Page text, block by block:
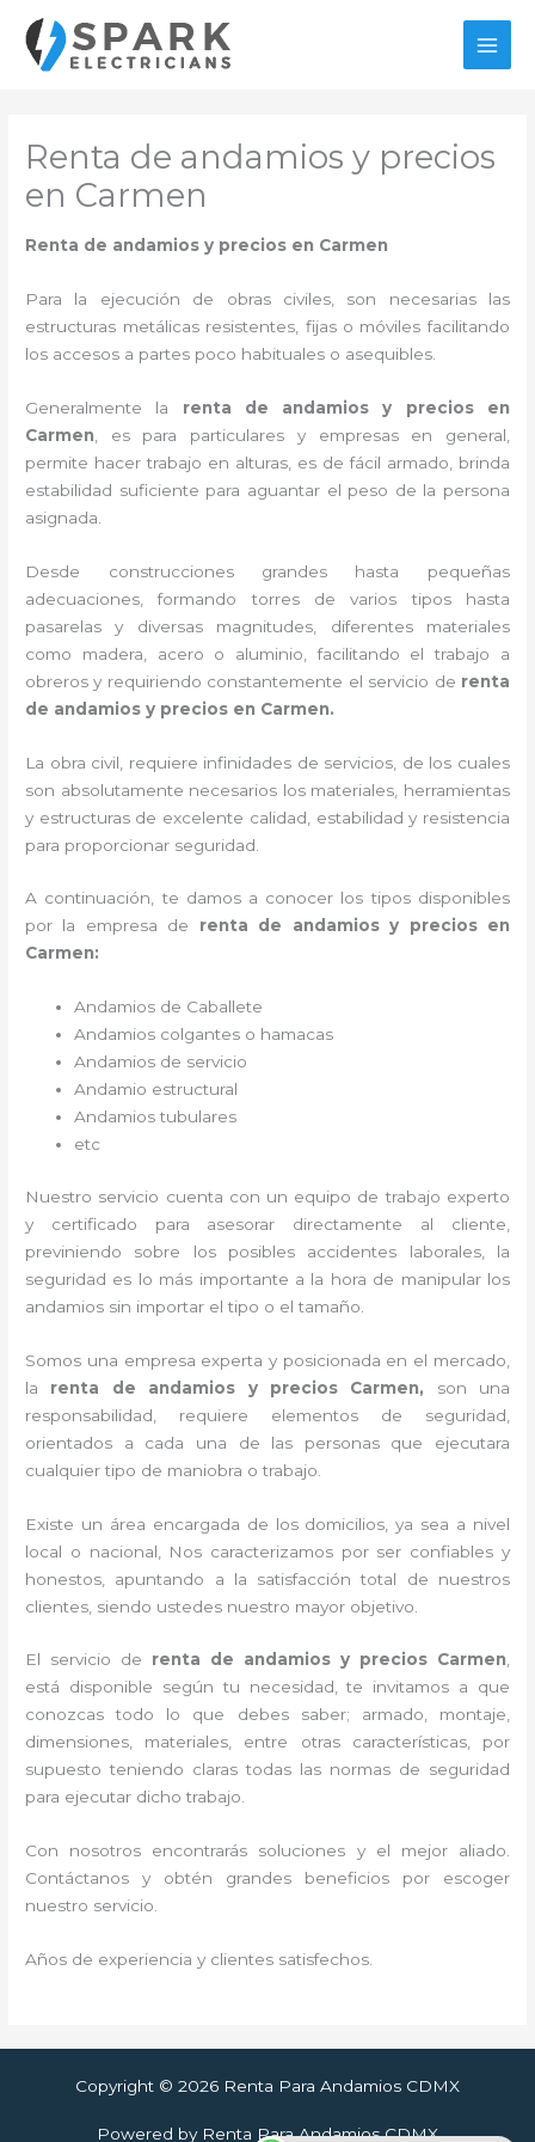
contenido
Renta de andamios y precios
en Carmen
Renta de andamios y precios en Carmen
Para la ejecución de obras civiles, son necesarias las
estructuras metálicas resistentes, fijas o móviles facilitando
los accesos a partes poco habituales o asequibles.
Generalmente la renta de andamios y precios en
Carmen , es para particulares y empresas en general,
permite hacer trabajo en alturas, es de fácil armado, brinda
estabilidad suficiente para aguantar el peso de la persona
asignada.
Desde construcciones grandes hasta pequeñas
adecuaciones, formando torres de varios tipos hasta
pasarelas y diversas magnitudes, diferentes materiales
como madera, acero o aluminio, facilitando el trabajo a
obreros y requiriendo constantemente el servicio de renta
de andamios y precios en Carmen.
La obra civil, requiere infinidades de servicios, de los cuales
son absolutamente necesarios los materiales, herramientas
y estructuras de excelente calidad, estabilidad y resistencia
para proporcionar seguridad.
A continuación, te damos a conocer los tipos disponibles
por la empresa de renta de andamios y precios en
Carmen:
Andamios de Caballete
Andamios colgantes o hamacas
Andamios de servicio
Andamio estructural
Andamios tubulares
etc
Nuestro servicio cuenta con un equipo de trabajo experto
y certificado para asesorar directamente al cliente,
previniendo sobre los posibles accidentes laborales, la
seguridad es lo más importante a la hora de manipular los
andamios sin importar el tipo o el tamaño.
Somos una empresa experta y posicionada en el mercado,
la renta de andamios y precios Carmen, son una
responsabilidad, requiere elementos de seguridad,
orientados a cada una de las personas que ejecutara
cualquier tipo de maniobra o trabajo.
Existe un área encargada de los domicilios, ya sea a nivel
local o nacional, Nos caracterizamos por ser confiables y
honestos, apuntando a la satisfacción total de nuestros
clientes, siendo ustedes nuestro mayor objetivo.
El servicio de renta de andamios y precios Carmen,
está disponible según tu necesidad, te invitamos a que
conozcas todo lo que debes saber; armado, montaje,
dimensiones, materiales, entre otras características, por
supuesto teniendo claras todas las normas de seguridad
para ejecutar dicho trabajo.
Con nosotros encontrarás soluciones y el mejor aliado.
Contáctanos y obtén grandes beneficios por escoger
nuestro servicio.
Años de experiencia y clientes satisfechos.
Copyright © 2026 Renta Para Andamios CDMX
Powered by Renta Para Andamios CDMX